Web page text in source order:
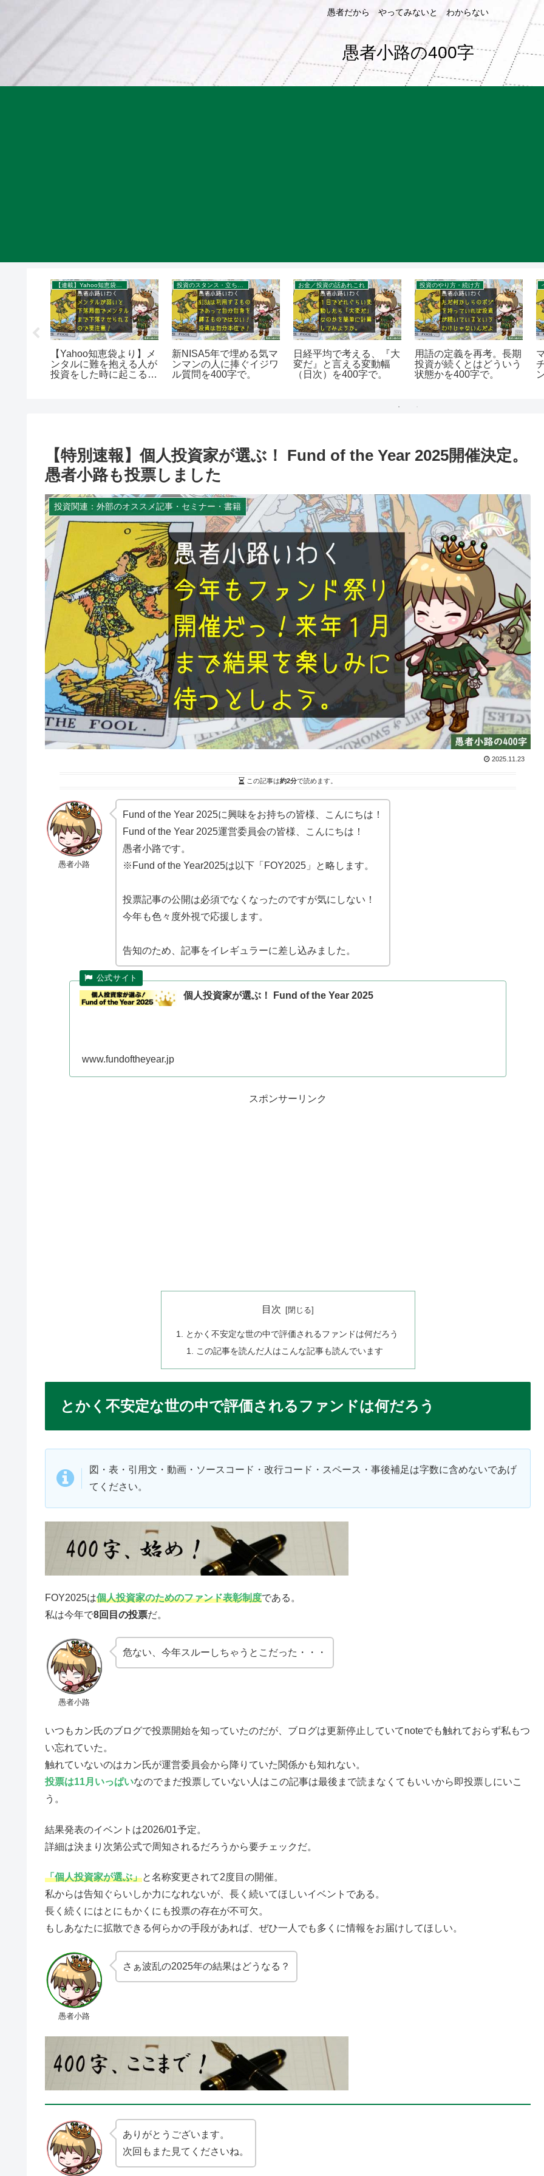
愚者だから やってみないと わからない
愚者小路の400字
【連載】Yahoo知恵袋：秀逸質問＆回答録
【Yahoo知恵袋より】メ
ンタルに難を抱える人が
投資をした時に起こる最
投資のスタンス・立ち位置を考える
新NISA5年で埋める気マ
ンマンの人に捧ぐイジワ
ル質問を400字で。
お金／投資の話あれこれ
日経平均で考える、『大
変だ』と言える変動幅
（日次）を400字で。
投資のやり方・続け方
用語の定義を再考。長期
投資が続くとはどういう
状態かを400字で。
【特別速報】個人投資家が選ぶ！ Fund of the Year 2025開催決定。
愚者小路も投票しました
投資関連：外部のオススメ記事・セミナー・書籍
2025.11.23
この記事は約2分で読めます。
愚者小路
Fund of the Year 2025に興味をお持ちの皆様、こんにちは！
Fund of the Year 2025運営委員会の皆様、こんにちは！
愚者小路です。
※Fund of the Year2025は以下「FOY2025」と略します。
投票記事の公開は必須でなくなったのですが気にしない！
今年も色々度外視で応援します。
告知のため、記事をイレギュラーに差し込みました。
個人投資家が選ぶ！ Fund of the Year 2025
www.fundoftheyear.jp
スポンサーリンク
目次
とかく不安定な世の中で評価されるファンドは何だろう
この記事を読んだ人はこんな記事も読んでいます
とかく不安定な世の中で評価されるファンドは何だろう
図・表・引用文・動画・ソースコード・改行コード・スペース・事後補足は字数に含めないであげ
てください。
FOY2025は個人投資家のためのファンド表彰制度である。
私は今年で8回目の投票だ。
愚者小路
危ない、今年スルーしちゃうとこだった・・・
いつもカン氏のブログで投票開始を知っていたのだが、ブログは更新停止していてnoteでも触れておらず私もつ
い忘れていた。
触れていないのはカン氏が運営委員会から降りていた関係かも知れない。
投票は11月いっぱいなのでまだ投票していない人はこの記事は最後まで読まなくてもいいから即投票しにいこ
う。
結果発表のイベントは2026/01予定。
詳細は決まり次第公式で周知されるだろうから要チェックだ。
「個人投資家が選ぶ」と名称変更されて2度目の開催。
私からは告知ぐらいしか力になれないが、長く続いてほしいイベントである。
長く続くにはとにもかくにも投票の存在が不可欠。
もしあなたに拡散できる何らかの手段があれば、ぜひ一人でも多くに情報をお届けしてほしい。
愚者小路
さぁ波乱の2025年の結果はどうなる？
ありがとうございます。
次回もまた見てくださいね。